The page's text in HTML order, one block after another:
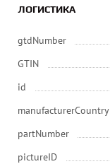
ЛОГИСТИКА
gtdNumber
GTIN
id
manufacturerCountry
partNumber
pictureID